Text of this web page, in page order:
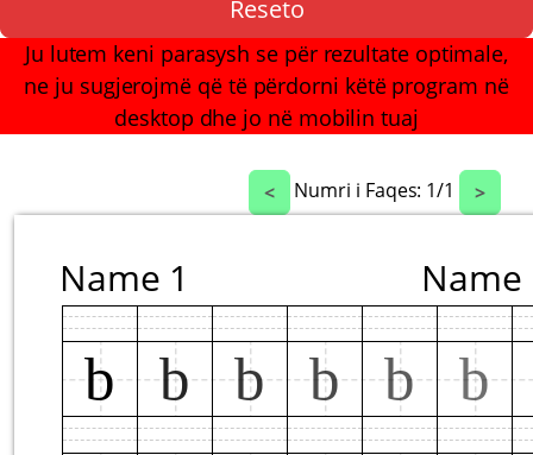
Reseto
Ju lutem keni parasysh se për rezultate optimale,
ne ju sugjerojmë që të përdorni këtë program në
desktop dhe jo në mobilin tuaj
< Numri i Faqes: 1/1 >
Name 1 Name
b b b b b
b